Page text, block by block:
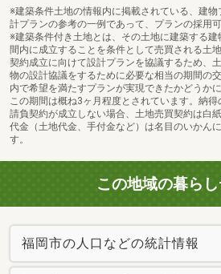
※建築条件土地の情報内に掲載されている、建
計プランの参考の一例であって、プランの採用可
※建築条件付き土地とは、その土地に建築する
間内に成立することを条件として売買される土
契約成立に向けて設計プランを協議するため、
物の設計協議をするために必要な相当の期間の
内で希望を満たすプランが実現できたかどうか
この期間は概ね3ヶ月程度とされています。納
請負契約が成立しない場合、土地売買契約は白
代金（土地代金、手付金など）は名目のいかん
す。
この地域の暮ら
福岡市の人口などの統計情報